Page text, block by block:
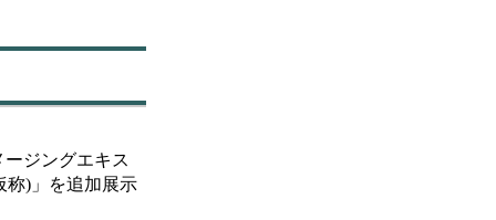
ジングエキス
称)」を追加展示